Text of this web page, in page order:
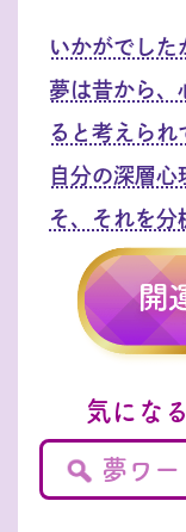
いかがでした
夢は昔から、
ると考えられ
自分の深層
そ、それを分
気にな